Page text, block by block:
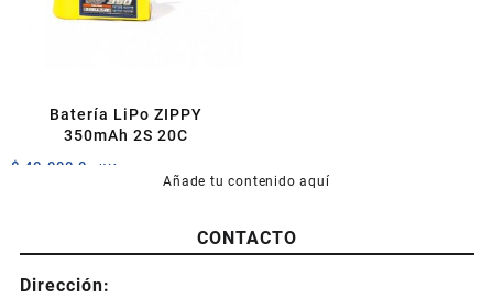
Batería LiPo ZIPPY
350mAh 2S 20C
$ 40.000,0 +IVA
Añade tu contenido aquí
CONTACTO
Dirección: